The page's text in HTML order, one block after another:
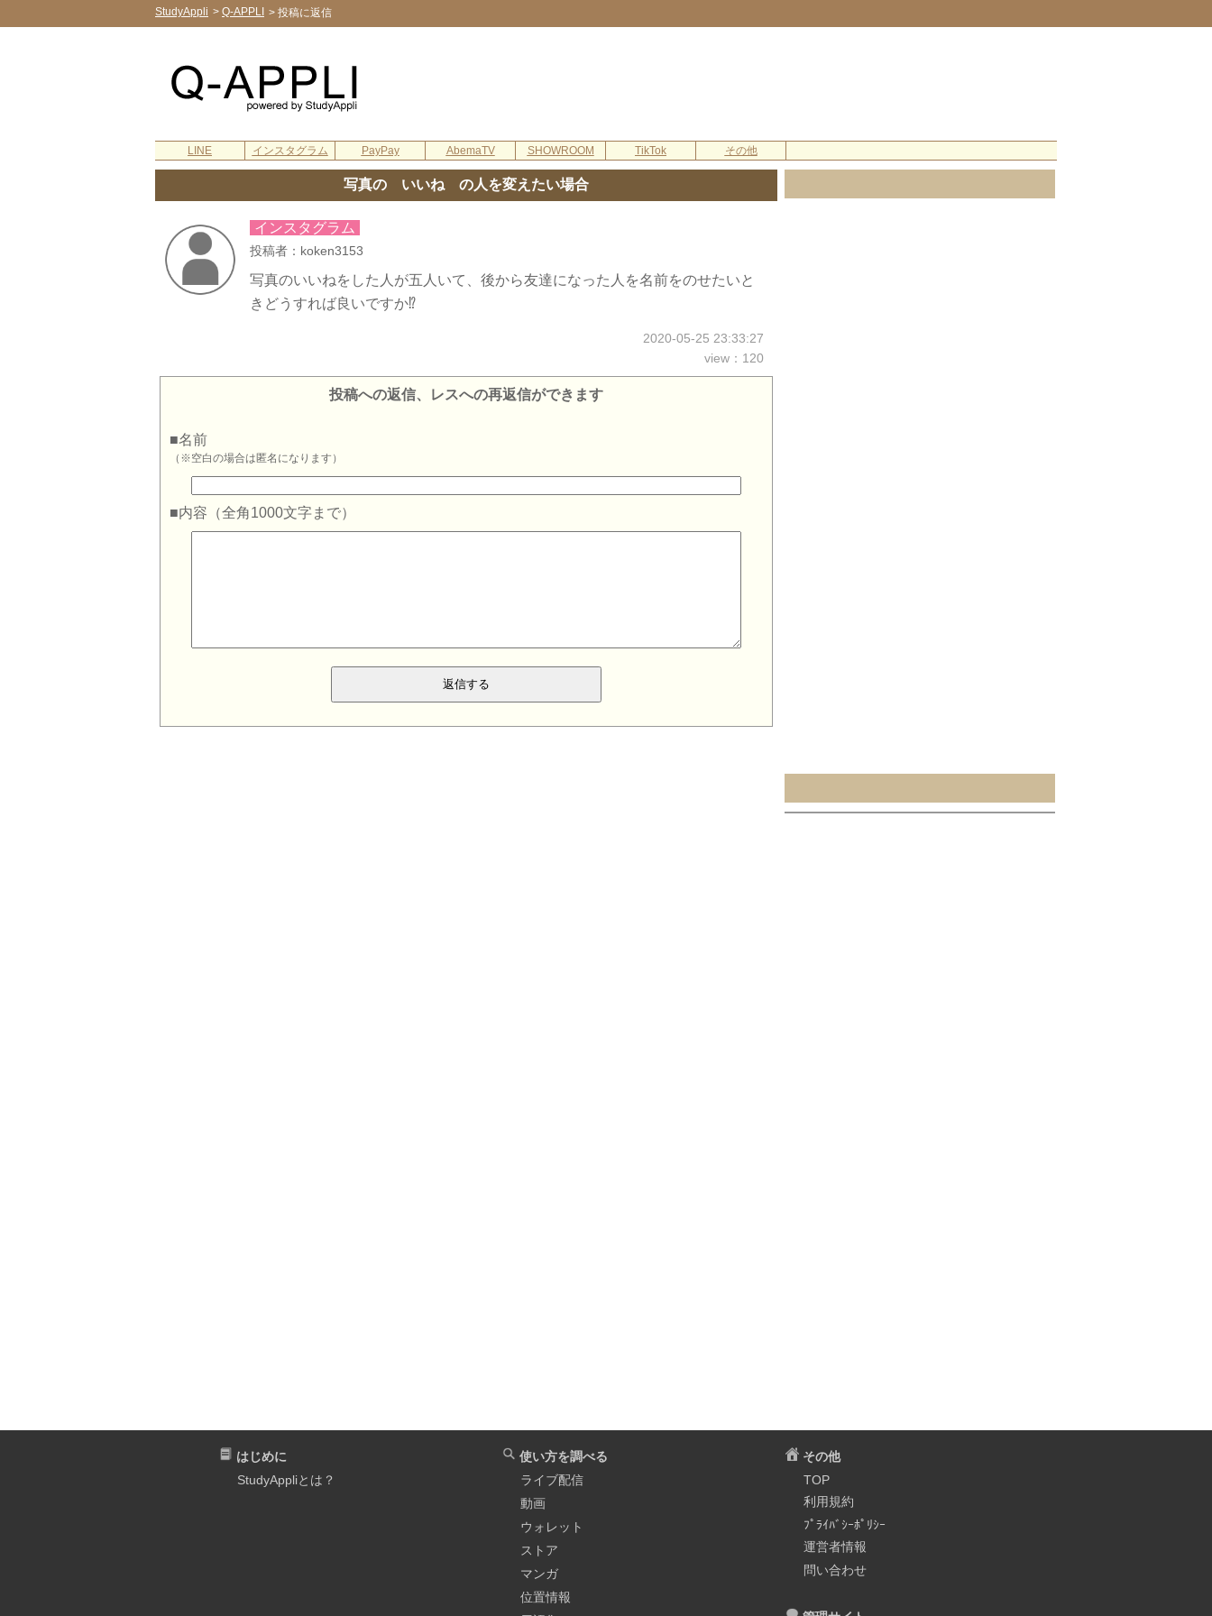
StudyAppli > Q-APPLI > 投稿に返信
LINE インスタグラム PayPay AbemaTV SHOWROOM TikTok その他
写真の いいね の人を変えたい場合
インスタグラム
投稿者：koken3153
写真のいいねをした人が五人いて、後から友達になった人を名前をのせたいと
きどうすれば良いですか⁉
2020-05-25 23:33:27
view：120
投稿への返信、レスへの再返信ができます
■名前
（※空白の場合は匿名になります）
■内容（全角1000文字まで）
はじめに
StudyAppliとは？
使い方を調べる
ライブ配信
動画
ウォレット
ストア
マンガ
位置情報
その他
TOP
利用規約
ﾌﾟﾗｲﾊﾞｼｰﾎﾟﾘｼｰ
運営者情報
問い合わせ